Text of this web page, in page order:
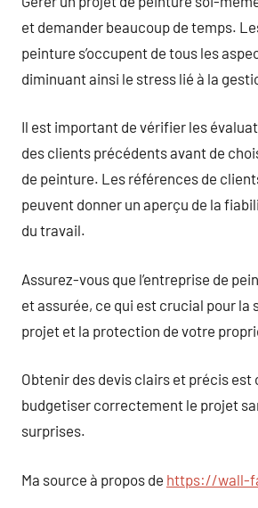
et demander beaucoup de temps.
peinture s’occupent de tous les
diminuant ainsi le stress lié à la
Il est important de vérifier les
des clients précédents avant de
de peinture. Les références de
peuvent donner un aperçu de la
du travail.
Assurez-vous que l’entreprise de
et assurée, ce qui est crucial pour la
projet et la protection de votre
Obtenir des devis clairs et précis est
budgetiser correctement le projet
surprises.
Ma source à propos de https://wall-